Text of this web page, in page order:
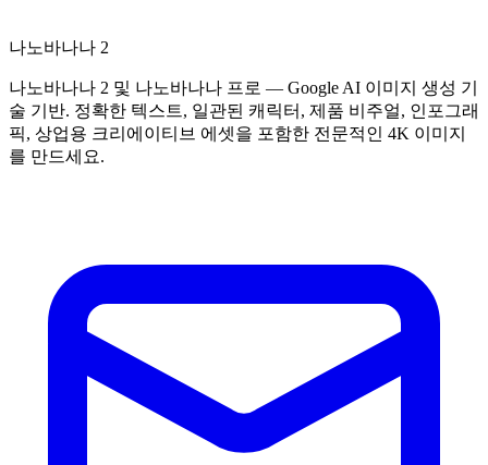
나노바나나 2
나노바나나 2 및 나노바나나 프로 — Google AI 이미지 생성 기
술 기반. 정확한 텍스트, 일관된 캐릭터, 제품 비주얼, 인포그래
픽, 상업용 크리에이티브 에셋을 포함한 전문적인 4K 이미지
를 만드세요.